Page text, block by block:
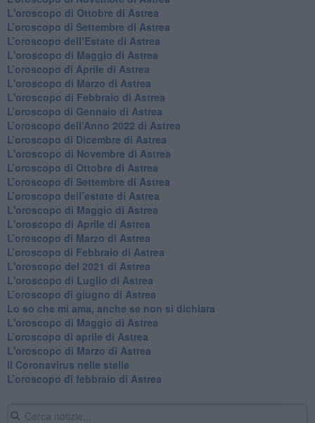
L'oroscopo di Ottobre di Astrea
​L’oroscopo di Settembre di Astrea
​L’oroscopo dell’Estate di Astrea
L'oroscopo di Maggio di Astrea
​L’oroscopo di Aprile di Astrea
L'oroscopo di Marzo di Astrea
L'oroscopo di Febbraio di Astrea
​L’oroscopo di Gennaio di Astrea
​L’oroscopo dell’Anno 2022 di Astrea
​L’oroscopo di Dicembre di Astrea
L'oroscopo di Novembre di Astrea
​L’oroscopo di Ottobre di Astrea
​L’oroscopo di Settembre di Astrea
L’oroscopo dell’estate di Astrea
L'oroscopo di Maggio di Astrea
L'oroscopo di Aprile di Astrea
​L’oroscopo di Marzo di Astrea
​L’oroscopo di Febbraio di Astrea
L'oroscopo del 2021 di Astrea
L'oroscopo di Luglio di Astrea
​L’oroscopo di giugno di Astrea
​Lo so che mi ama, anche se non si dichiara
L'oroscopo di Maggio di Astrea
​L’oroscopo di aprile di Astrea
L'oroscopo di Marzo di Astrea
Il Coronavirus nelle stelle
​L’oroscopo di febbraio di Astrea